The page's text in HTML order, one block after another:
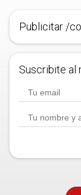
Publicitar /
Suscribite al